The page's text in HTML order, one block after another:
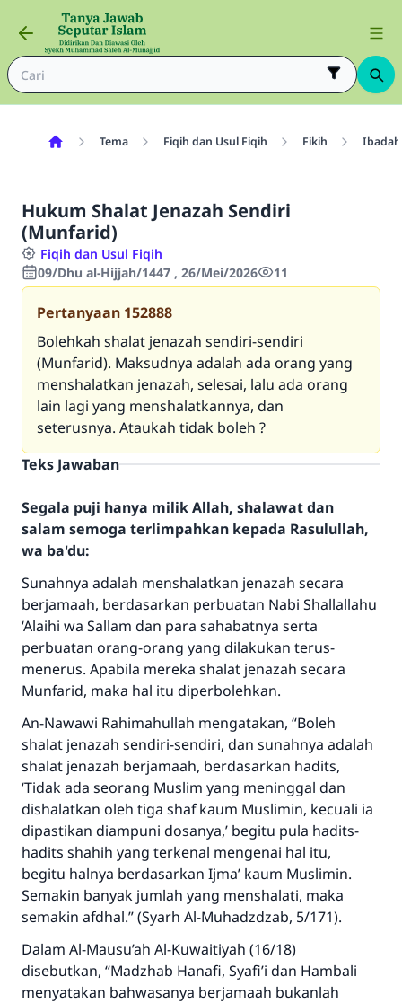
Tema Fiqih dan Usul Fiqih Fikih
Hukum Shalat Jenazah Sendiri
(Munfarid)
Fiqih dan Usul Fiqih
09/Dhu al-Hijjah/1447 , 26/Mei/2026
11
Pertanyaan 152888
Bolehkah shalat jenazah sendiri-sendiri
(Munfarid). Maksudnya adalah ada orang yang
menshalatkan jenazah, selesai, lalu ada orang
lain lagi yang menshalatkannya, dan
seterusnya. Ataukah tidak boleh ?
Teks Jawaban
Segala puji hanya milik Allah, shalawat dan
salam semoga terlimpahkan kepada Rasulullah,
wa ba'du:
Sunahnya adalah menshalatkan jenazah secara
berjamaah, berdasarkan perbuatan Nabi Shallallahu
‘Alaihi wa Sallam dan para sahabatnya serta
perbuatan orang-orang yang dilakukan terus-
menerus. Apabila mereka shalat jenazah secara
Munfarid, maka hal itu diperbolehkan.
An-Nawawi Rahimahullah mengatakan, “Boleh
shalat jenazah sendiri-sendiri, dan sunahnya adalah
shalat jenazah berjamaah, berdasarkan hadits,
‘Tidak ada seorang Muslim yang meninggal dan
dishalatkan oleh tiga shaf kaum Muslimin, kecuali ia
dipastikan diampuni dosanya,’ begitu pula hadits-
hadits shahih yang terkenal mengenai hal itu,
begitu halnya berdasarkan Ijma’ kaum Muslimin.
Semakin banyak jumlah yang menshalati, maka
semakin afdhal.” (Syarh Al-Muhadzdzab, 5/171).
Dalam Al-Mausu’ah Al-Kuwaitiyah (16/18)
disebutkan, “Madzhab Hanafi, Syafi’i dan Hambali
menyatakan bahwasanya berjamaah bukanlah